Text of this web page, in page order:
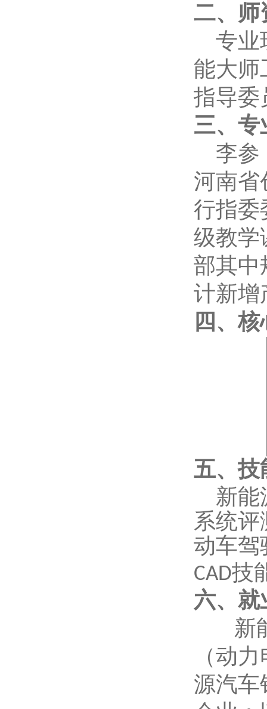
二、师
专业
能大师
指导委
三、专
李参
河南省
行指委
级教学
部其中
计新增
四、
五、技
新能
系统
动车驾
CAD技
六、就
新
（动
源汽车